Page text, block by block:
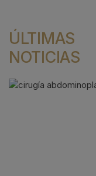
ÚLTIMAS
NOTICIAS